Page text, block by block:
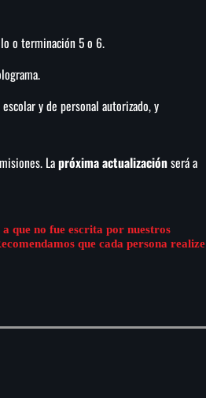
o terminación 5 o 6.
y de personal autorizado, y
Lapróxima actualizaciónserá a
que no fue escrita por nuestros
que cada persona realize